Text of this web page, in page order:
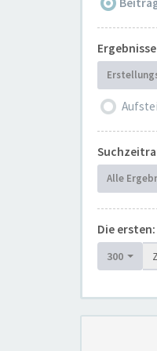
Alle
Die ersten:
300